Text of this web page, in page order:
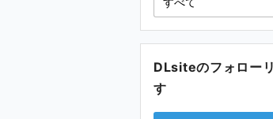
DLsiteのフォロー
す